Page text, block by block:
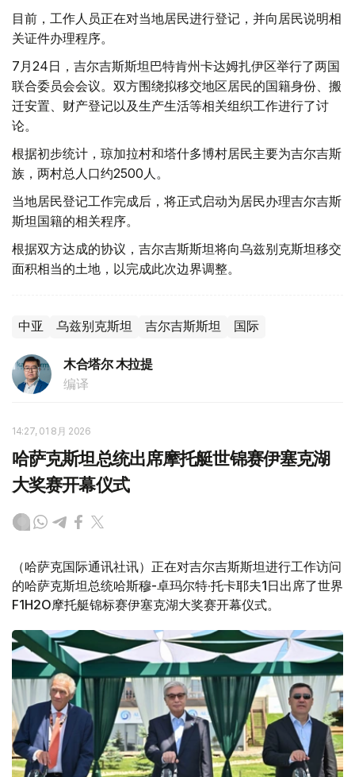
目前，工作人员正在对当地居民进行登记，并向居民说明相
关证件办理程序。
7月24日，吉尔吉斯斯坦巴特肯州卡达姆扎伊区举行了两国
联合委员会会议。双方围绕拟移交地区居民的国籍身份、搬
迁安置、财产登记以及生产生活等相关组织工作进行了讨
论。
根据初步统计，琼加拉村和塔什多博村居民主要为吉尔吉斯
族，两村总人口约2500人。
当地居民登记工作完成后，将正式启动为居民办理吉尔吉斯
斯坦国籍的相关程序。
根据双方达成的协议，吉尔吉斯斯坦将向乌兹别克斯坦移交
面积相当的土地，以完成此次边界调整。
中亚 乌兹别克斯坦 吉尔吉斯斯坦 国际
木合塔尔 木拉提
编译
14:27, 01 8月 2026
哈萨克斯坦总统出席摩托艇世锦赛伊塞克湖
大奖赛开幕仪式
（哈萨克国际通讯社讯）正在对吉尔吉斯斯坦进行工作访问
的哈萨克斯坦总统哈斯穆-卓玛尔特·托卡耶夫1日出席了世界
F1H2O摩托艇锦标赛伊塞克湖大奖赛开幕仪式。